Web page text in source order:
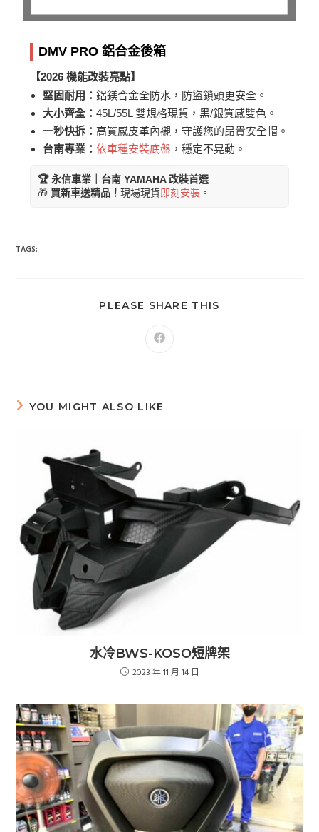
DMV PRO 鋁合金後箱
【2026 機能改裝亮點】
堅固耐用：鋁鎂合金全防水，防盜鎖頭更安全。
大小齊全：45L/55L 雙規格現貨，黑/銀質感雙色。
一秒快拆：高質感皮革內襯，守護您的昂貴安全帽。
台南專業：依車種安裝底盤 ，穩定不晃動。
🏆 永信車業｜台南 YAMAHA 改裝首選
🎁 買新車送精品！現場現貨即刻安裝 。
TAGS:
PLEASE SHARE THIS
YOU MIGHT ALSO LIKE
水冷BWS-KOSO短牌架
2023 年 11 月 14 日